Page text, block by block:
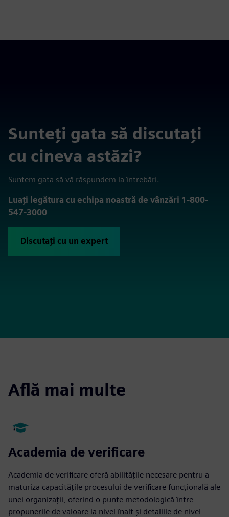
Sunteți gata să discutați
cu cineva astăzi?
Suntem gata să vă răspundem la întrebări.
Luați legătura cu echipa noastră de vânzări 1-800-
547-3000
Discutați cu un expert
Află mai multe
Academia de verificare
Academia de verificare oferă abilitățile necesare pentru a
maturiza capacitățile procesului de verificare funcțională ale
unei organizații, oferind o punte metodologică între
propunerile de valoare la nivel înalt și detaliile de nivel